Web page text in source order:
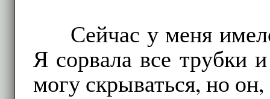
Сейчас у меня
Я сорвала все трубки
могу скрываться, но